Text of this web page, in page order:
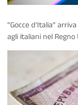
“Gocce d’Italia”
agli italiani nel Regno